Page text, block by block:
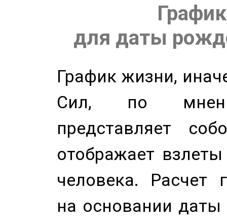
для даты
График жизни,
Сил, по
представляет
отображает
человека. Расчет
на основании